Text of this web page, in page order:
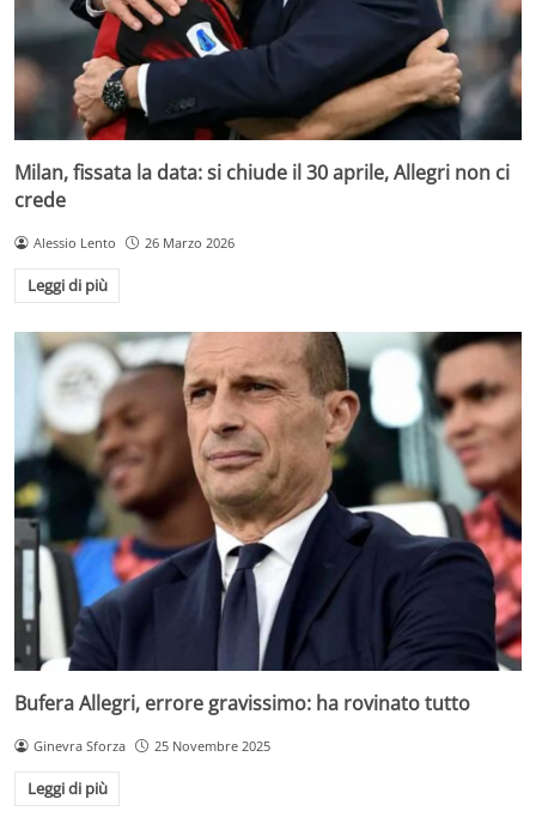
Milan, fissata la data: si chiude il 30 aprile, Allegri non ci
crede
Alessio Lento 26 Marzo 2026
Leggi di più
Bufera Allegri, errore gravissimo: ha rovinato tutto
Ginevra Sforza 25 Novembre 2025
Leggi di più